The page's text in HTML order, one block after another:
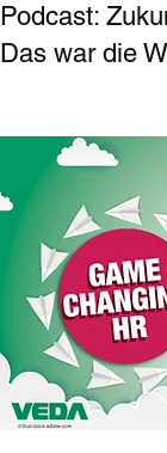
Podcast:
Das war die